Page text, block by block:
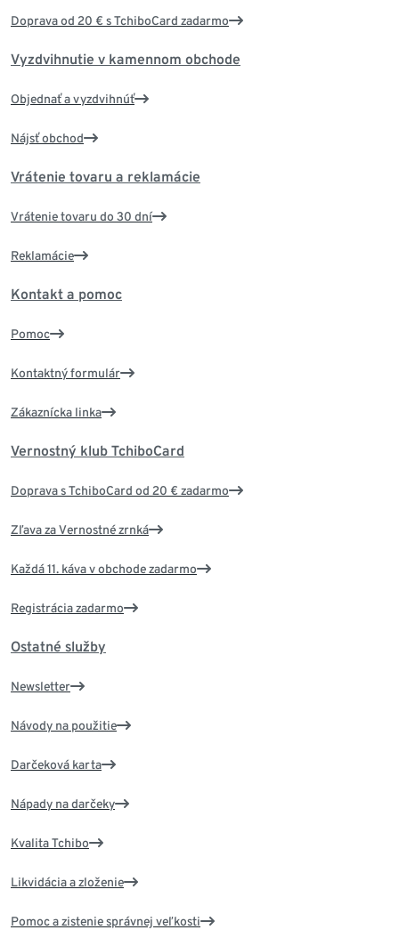
Doprava od 20 € s TchiboCard zadarmo
Vyzdvihnutie v kamennom obchode
Objednať a vyzdvihnúť
Nájsť obchod
Vrátenie tovaru a reklamácie
Vrátenie tovaru do 30 dní
Reklamácie
Kontakt a pomoc
Pomoc
Kontaktný formulár
Zákaznícka linka
Vernostný klub TchiboCard
Doprava s TchiboCard od 20 € zadarmo
Zľava za Vernostné zrnká
Každá 11. káva v obchode zadarmo
Registrácia zadarmo
Ostatné služby
Newsletter
Návody na použitie
Darčeková karta
Nápady na darčeky
Kvalita Tchibo
Likvidácia a zloženie
Pomoc a zistenie správnej veľkosti